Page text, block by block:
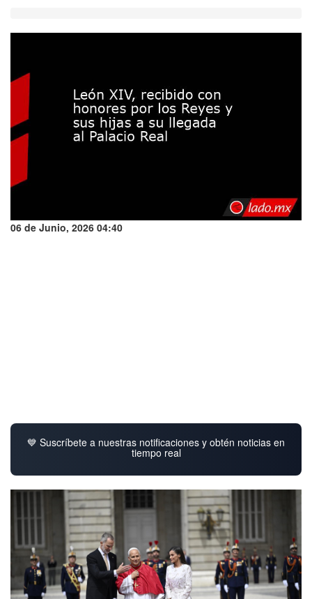
06 de Junio, 2026 04:40
💙 Suscríbete a nuestras notificaciones y obtén noticias en
tiempo real